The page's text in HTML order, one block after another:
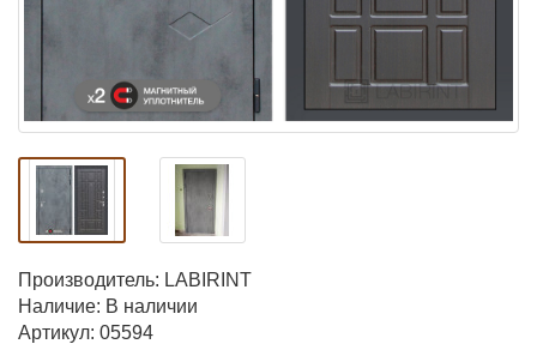
Производитель: LABIRINT
Наличие: В наличии
Артикул: 05594